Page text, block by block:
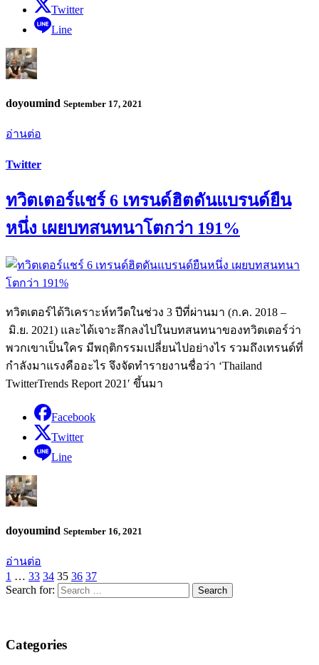
Twitter
Line
doyoumind September 17, 2021
อ่านต่อ
Twitter
ทวิตเตอร์แชร์ 6 เทรนด์ฮิตดันแบรนด์ยืน
หนึ่ง เผยบทสนทนาโตกว่า 191%
ทวิตเตอร์ได้วิเคราะห์ทวีตในช่วง 3 ปีที่ผ่านมา (ก.ค. 2018 –
มิ.ย. 2021) และได้เจาะลึกลงไปในบทสนทนาของทวิตเตอร์ว่า
พวกเขาเป็นใคร มีพฤติกรรมเปลี่ยนไปอย่างไร รวมถึงเทรนด์ที่
กำลังมาแรงคืออะไร จึงจัดทำรายงานชื่อว่า ‘Thailand
TwitterTrends Report 2021′ ขึ้นมา
Facebook
Twitter
Line
doyoumind September 16, 2021
อ่านต่อ
1 … 33 34 35 36 37
Search for:
Categories